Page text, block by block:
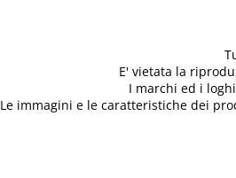
E' vietata la
I marchi ed i
Le immagini e le caratteristiche dei